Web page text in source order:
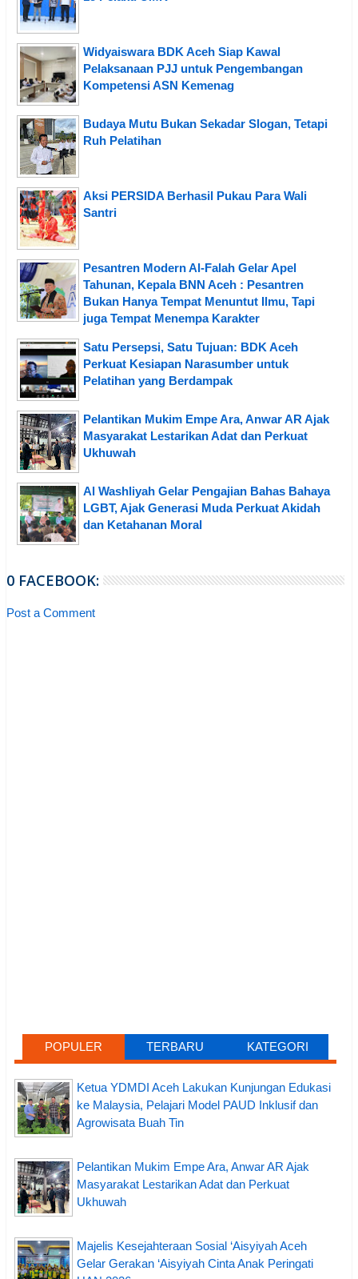
Widyaiswara BDK Aceh Siap Kawal
Pelaksanaan PJJ untuk Pengembangan
Kompetensi ASN Kemenag
Budaya Mutu Bukan Sekadar Slogan, Tetapi
Ruh Pelatihan
Aksi PERSIDA Berhasil Pukau Para Wali
Santri
Pesantren Modern Al-Falah Gelar Apel
Tahunan, Kepala BNN Aceh : Pesantren
Bukan Hanya Tempat Menuntut Ilmu, Tapi
juga Tempat Menempa Karakter
Satu Persepsi, Satu Tujuan: BDK Aceh
Perkuat Kesiapan Narasumber untuk
Pelatihan yang Berdampak
Pelantikan Mukim Empe Ara, Anwar AR Ajak
Masyarakat Lestarikan Adat dan Perkuat
Ukhuwah
Al Washliyah Gelar Pengajian Bahas Bahaya
LGBT, Ajak Generasi Muda Perkuat Akidah
dan Ketahanan Moral
0 FACEBOOK:
Post a Comment
POPULER TERBARU KATEGORI
Ketua YDMDI Aceh Lakukan Kunjungan Edukasi
ke Malaysia, Pelajari Model PAUD Inklusif dan
Agrowisata Buah Tin
Pelantikan Mukim Empe Ara, Anwar AR Ajak
Masyarakat Lestarikan Adat dan Perkuat
Ukhuwah
Majelis Kesejahteraan Sosial ‘Aisyiyah Aceh
Gelar Gerakan ‘Aisyiyah Cinta Anak Peringati